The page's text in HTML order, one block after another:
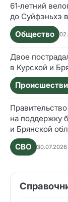
61‑летний
до Суйфэньхэ
Общество
Двое
в Курской и
на поддержку
и Брянской
СВО
30.07.2026